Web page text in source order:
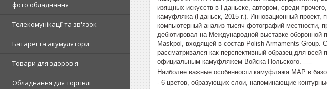
фото обладнання
Телекомунікації та зв'язок
Батареї та акумулятори
Товари для здоров'я
Обладнання для торгівлі
изящных искусств в Гданьске, автором, среди
камуфляжа (Гданьск, 2015 г.). Инновационный
компьютерный анализ тысяч фотографий местности,
дебютировал на Международной выставке
Maskpol, входящей в состав Polish Armaments
рассматривался как перспективный образец для
официальным камуфляжем Войска Польского.
Наиболее важные особенности камуфляжа MAP в
- 6 цветов, образующих слои, напоминающие